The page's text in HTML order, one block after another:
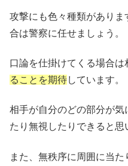
攻撃にも色々種類があり
合は警察に任せましょう。
口論を仕掛けてくる場合は
ることを期待しています。
相手が自分のどの部分が
たり無視したりできると思
また、無秩序に周囲に当